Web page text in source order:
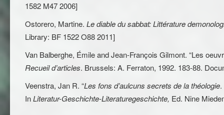
1582 M47 2006]
Ostorero, Martine. Le diable du sabbat: Littérature
Library: BF 1522 O88 2011]
Van Balberghe, Émile and Jean-François Gilmont. “Les
Recueil d’articles. Brussels: A. Ferraton, 1992. 183-88.
Veenstra, Jan R. “Les fons d’aulcuns secrets de la théologie
InLiteratur-Geschichte-Literaturegeschichte, Ed. Nine